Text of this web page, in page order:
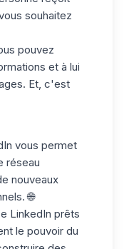
souhaitez
pouvez
et à lui
Et, c'est
vous permet
réseau
nouveaux
. 🌐
LinkedIn prêts
le pouvoir du